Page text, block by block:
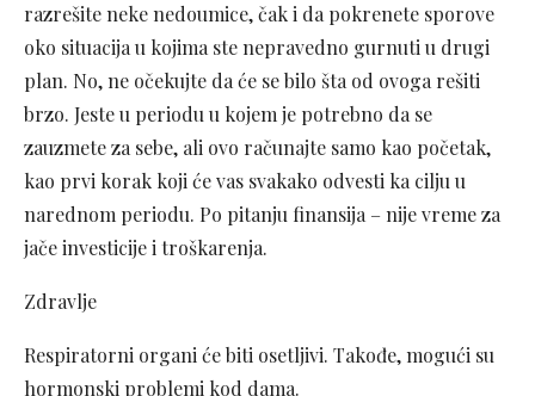
razrešite neke nedoumice, čak i da pokrenete sporove
oko situacija u kojima ste nepravedno gurnuti u drugi
plan. No, ne očekujte da će se bilo šta od ovoga rešiti
brzo. Jeste u periodu u kojem je potrebno da se
zauzmete za sebe, ali ovo računajte samo kao početak,
kao prvi korak koji će vas svakako odvesti ka cilju u
narednom periodu. Po pitanju finansija – nije vreme za
jače investicije i troškarenja.
Zdravlje
Respiratorni organi će biti osetljivi. Takođe, mogući su
hormonski problemi kod dama.